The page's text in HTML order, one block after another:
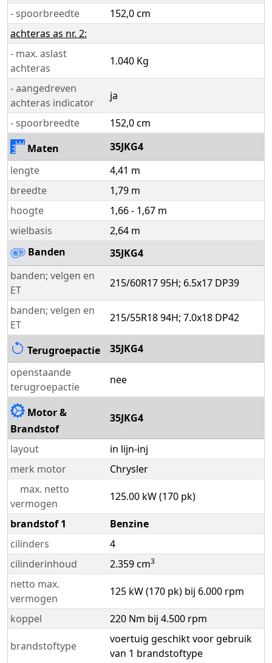
- spoorbreedte
152,0 cm
achteras as nr. 2:
- max. aslast
achteras
1.040 Kg
- aangedreven
achteras indicator
ja
- spoorbreedte
152,0 cm
Maten
35JKG4
lengte
4,41 m
breedte
1,79 m
hoogte
1,66 - 1,67 m
wielbasis
2,64 m
Banden
35JKG4
banden; velgen en
ET
215/60R17 95H; 6.5x17 DP39
banden; velgen en
ET
215/55R18 94H; 7.0x18 DP42
Terugroepactie
35JKG4
openstaande
terugroepactie
nee
Motor &
Brandstof
35JKG4
layout
in lijn-inj
merk motor
Chrysler
max. netto
vermogen
125.00 kW (170 pk)
brandstof 1
Benzine
cilinders
4
cilinderinhoud
2.359 cm3
netto max.
vermogen
125 kW (170 pk) bij 6.000 rpm
koppel 220 Nm bij 4.500 rpm
brandstoftype
voertuig geschikt voor gebruik
van 1 brandstoftype